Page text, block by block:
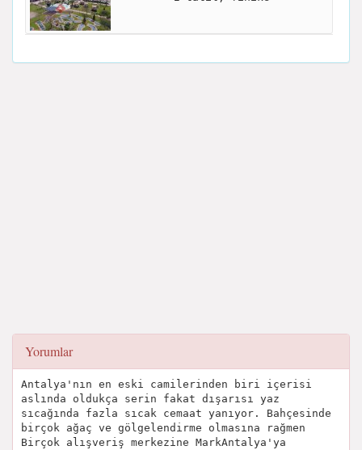
Yorumlar
Antalya'nın en eski camilerinden biri içerisi
aslında oldukça serin fakat dışarısı yaz
sıcağında fazla sıcak cemaat yanıyor. Bahçesinde
birçok ağaç ve gölgelendirme olmasına rağmen
Birçok alışveriş merkezine MarkAntalya'ya